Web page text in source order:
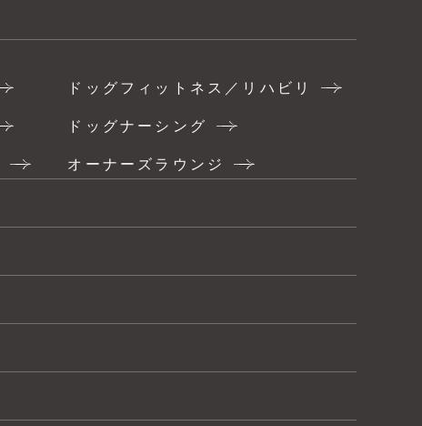
ドッグフィットネス／リハビリ
ドッグナーシング
オーナーズラウンジ